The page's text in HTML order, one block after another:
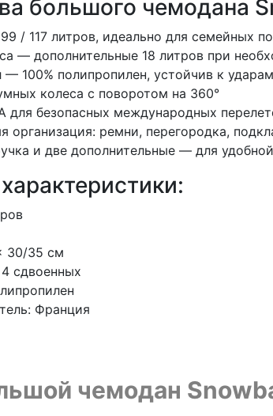
большого чемодана
/ 117 литров, идеально для семейных
— дополнительные 18 литров при
100% полипропилен, устойчив к
колеса с поворотом на 360°
для безопасных международных
организация: ремни, перегородка,
и две дополнительные — для
30/35 см
сдвоенных
Франция
чемодан